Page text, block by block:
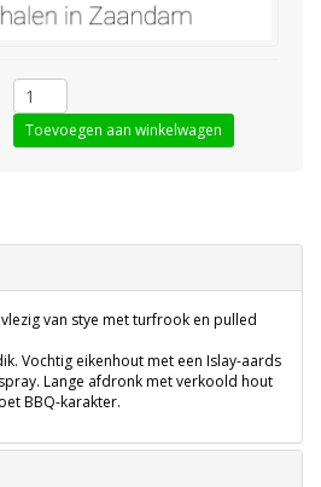
Toevoegen aan winkelwagen
van stye met turfrook en pulled
Vochtig eikenhout met een Islay-aards
Lange afdronk met verkoold hout
BBQ-karakter.